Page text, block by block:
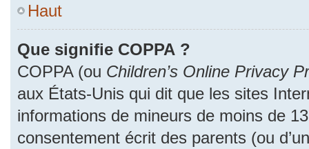
Haut
Que signifie COPPA ?
COPPA (ou Children’s Online Privacy
aux États-Unis qui dit que les sites
informations de mineurs de moins de
consentement écrit des parents (ou